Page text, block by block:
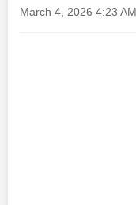
March 4, 2026 4:23 AM